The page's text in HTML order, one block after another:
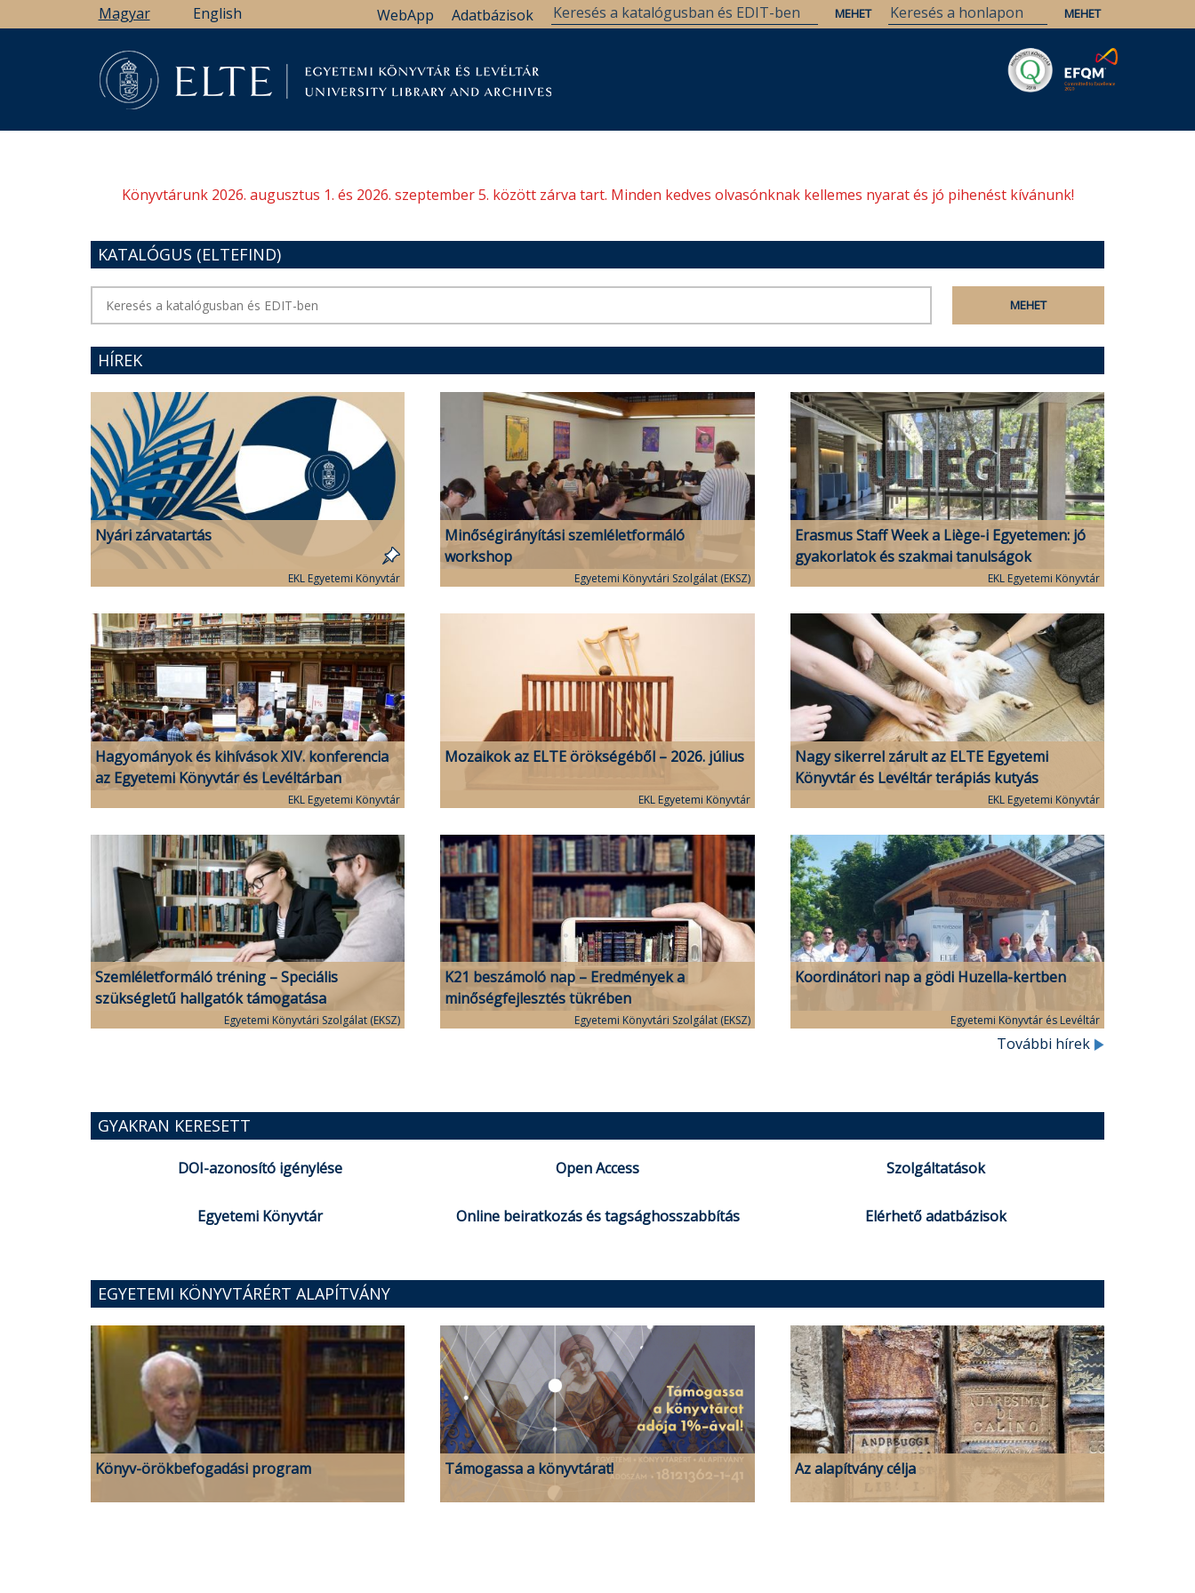
a
Magyar English Adatbázisok
WebApp
Könyvtárunk 2026. augusztus 1. és 2026. szeptember 5. között zárva tart. Minden kedves olvasónknak kellemes nyarat és jó pihenést kívánunk!
KATALÓGUS (ELTEFIND)
HÍREK
Nyári zárvatartás
EKL Egyetemi Könyvtár
Minőségirányítási szemléletformáló
workshop
Egyetemi Könyvtári Szolgálat (EKSZ)
Erasmus Staff Week a Liège-i Egyetemen: jó
gyakorlatok és szakmai tanulságok
EKL Egyetemi Könyvtár
Hagyományok és kihívások XIV. konferencia
az Egyetemi Könyvtár és Levéltárban
EKL Egyetemi Könyvtár
Mozaikok az ELTE örökségéből – 2026. július
EKL Egyetemi Könyvtár
Nagy sikerrel zárult az ELTE Egyetemi
Könyvtár és Levéltár terápiás kutyás
EKL Egyetemi Könyvtár
Szemléletformáló tréning – Speciális
szükségletű hallgatók támogatása
Egyetemi Könyvtári Szolgálat (EKSZ)
K21 beszámoló nap – Eredmények a
minőségfejlesztés tükrében
Egyetemi Könyvtári Szolgálat (EKSZ)
Koordinátori nap a gödi Huzella-kertben
Egyetemi Könyvtár és Levéltár
További hírek
GYAKRAN KERESETT
DOI-azonosító igénylése Open Access Szolgáltatások
Egyetemi Könyvtár Online beiratkozás és tagsághosszabbítás Elérhető adatbázisok
EGYETEMI KÖNYVTÁRÉRT ALAPÍTVÁNY
Könyv-örökbefogadási program Támogassa a könyvtárat! Az alapítvány célja